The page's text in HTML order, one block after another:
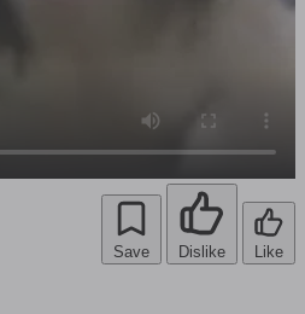
Like
Dislike
Save